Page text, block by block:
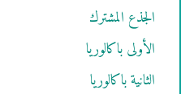
الجذع المشترك
الأولى باكالوريا
الثانية باكالوريا